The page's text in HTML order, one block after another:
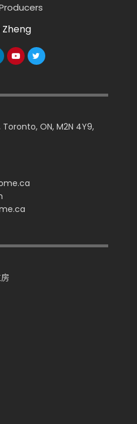
ON, M2N 4Y9,